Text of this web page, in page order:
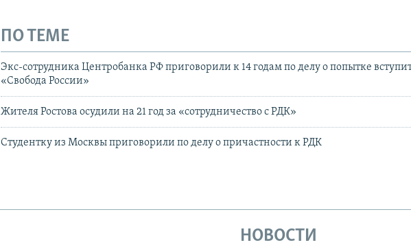
ПО ТЕМЕ
Экс-сотрудника Центробанка РФ приговорили к 14 годам по делу о попытке
«Свобода России»
Жителя Ростова осудили на 21 год за «сотрудничество с РДК»
Студентку из Москвы приговорили по делу о причастности к РДК
НОВОСТИ